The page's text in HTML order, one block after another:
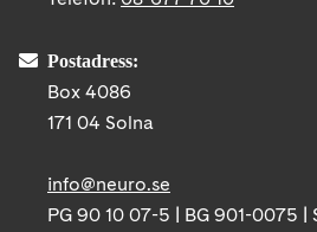
Postadress:
Box 4086
171 04 Solna
info@neuro.se
PG 90 10 07-5 | BG 901-0075 |